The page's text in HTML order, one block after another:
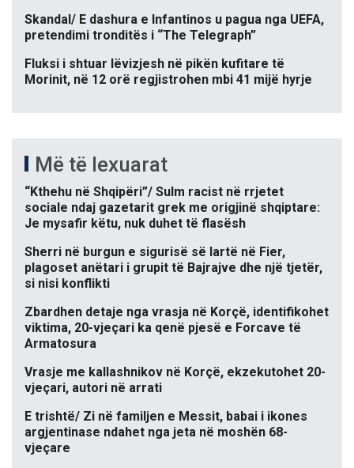
Skandal/ E dashura e Infantinos u pagua nga UEFA,
pretendimi tronditës i “The Telegraph”
Fluksi i shtuar lëvizjesh në pikën kufitare të
Morinit, në 12 orë regjistrohen mbi 41 mijë hyrje
Më të lexuarat
“Kthehu në Shqipëri”/ Sulm racist në rrjetet
sociale ndaj gazetarit grek me origjinë shqiptare:
Je mysafir këtu, nuk duhet të flasësh
Sherri në burgun e sigurisë së lartë në Fier,
plagoset anëtari i grupit të Bajrajve dhe një tjetër,
si nisi konflikti
Zbardhen detaje nga vrasja në Korçë, identifikohet
viktima, 20-vjeçari ka qenë pjesë e Forcave të
Armatosura
Vrasje me kallashnikov në Korçë, ekzekutohet 20-
vjeçari, autori në arrati
E trishtë/ Zi në familjen e Messit, babai i ikones
argjentinase ndahet nga jeta në moshën 68-
vjeçare